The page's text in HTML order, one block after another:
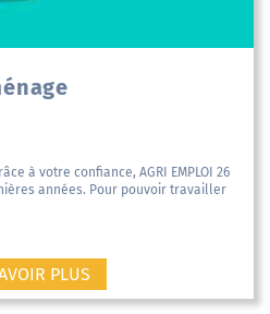
à votre confiance, AGRI EMPLOI 26
années. Pour pouvoir travailler
PLUS